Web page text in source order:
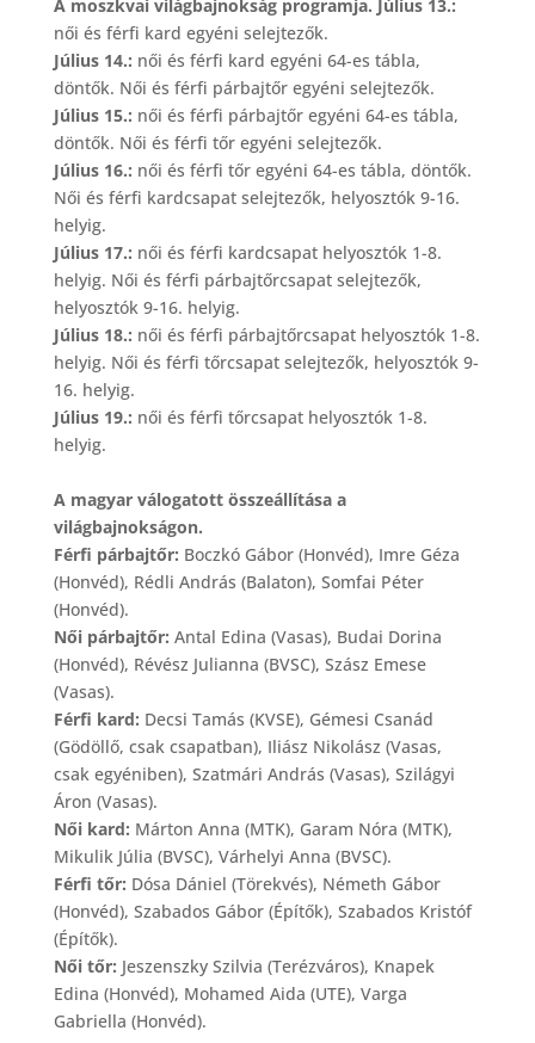
A moszkvai világbajnokság programja. Július 13.:
női és férfi kard egyéni selejtezők.
Július 14.: női és férfi kard egyéni 64-es tábla,
döntők. Női és férfi párbajtőr egyéni selejtezők.
Július 15.: női és férfi párbajtőr egyéni 64-es tábla,
döntők. Női és férfi tőr egyéni selejtezők.
Július 16.: női és férfi tőr egyéni 64-es tábla, döntők.
Női és férfi kardcsapat selejtezők, helyosztók 9-16.
helyig.
Július 17.: női és férfi kardcsapat helyosztók 1-8.
helyig. Női és férfi párbajtőrcsapat selejtezők,
helyosztók 9-16. helyig.
Július 18.: női és férfi párbajtőrcsapat helyosztók 1-8.
helyig. Női és férfi tőrcsapat selejtezők, helyosztók 9-
16. helyig.
Július 19.: női és férfi tőrcsapat helyosztók 1-8.
helyig.
A magyar válogatott összeállítása a
világbajnokságon.
Férfi párbajtőr: Boczkó Gábor (Honvéd), Imre Géza
(Honvéd), Rédli András (Balaton), Somfai Péter
(Honvéd).
Női párbajtőr: Antal Edina (Vasas), Budai Dorina
(Honvéd), Révész Julianna (BVSC), Szász Emese
(Vasas).
Férfi kard: Decsi Tamás (KVSE), Gémesi Csanád
(Gödöllő, csak csapatban), Iliász Nikolász (Vasas,
csak egyéniben), Szatmári András (Vasas), Szilágyi
Áron (Vasas).
Női kard: Márton Anna (MTK), Garam Nóra (MTK),
Mikulik Júlia (BVSC), Várhelyi Anna (BVSC).
Férfi tőr: Dósa Dániel (Törekvés), Németh Gábor
(Honvéd), Szabados Gábor (Építők), Szabados Kristóf
(Építők).
Női tőr: Jeszenszky Szilvia (Terézváros), Knapek
Edina (Honvéd), Mohamed Aida (UTE), Varga
Gabriella (Honvéd).